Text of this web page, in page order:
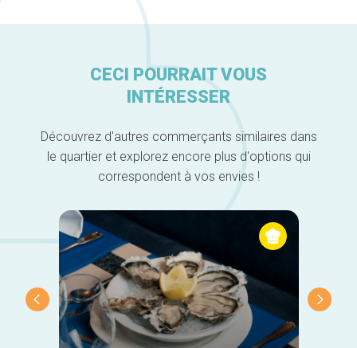
Bonnes adresses
Quartiers
Artisans
A propos
CECI POURRAIT VOUS
INTÉRESSER
Découvrez d'autres commerçants similaires dans
le quartier et explorez encore plus d'options qui
correspondent à vos envies !